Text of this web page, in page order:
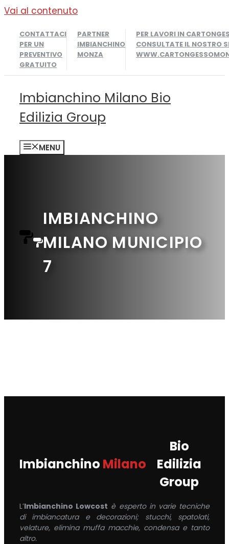
Vai al contenuto
CONTATTACI
PER UN
PREVENTIVO
GRATUITO
PARTNER
IMBIANCHINO
MONZA
PER LAVORI IN
CONSULTATE IL NOSTRO
Imbianchino Milano Bio
Edilizia Group
MENU
IMBIANCHINO
MILANO MUNICIPIO
7
Imbianchino Milano
Bio
Edilizia
Group
L’Imbianchino Lowcost è esperto in varie tecniche
di imbiancatura e decorazioni; stucchi, spatolati,
velature, elimina muffa macchie, condensa e tanto
altro.